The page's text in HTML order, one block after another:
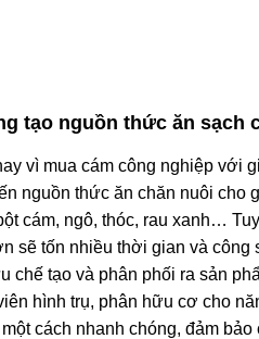
tạo nguồn thức ăn sạch
vì mua cám công nghiệp với
nguồn thức ăn chăn nuôi cho
cám, ngô, thóc, rau xanh…
sẽ tốn nhiều thời gian và
chế tạo và phân phối ra sản
hình trụ, phân hữu cơ cho
cách nhanh chóng, đảm bảo